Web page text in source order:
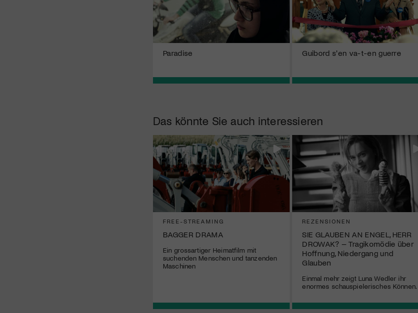
Paradise Guibord s'en va-t-en guerre
Das könnte Sie auch interessieren
FREE-STREAMING
BAGGER DRAMA
Ein grossartiger Heimatfilm mit
suchenden Menschen und tanzenden
Maschinen
REZENSIONEN
SIE GLAUBEN AN ENGEL, HERR
DROWAK? – Tragikomödie über
Hoffnung, Niedergang und
Glauben
Einmal mehr zeigt Luna Wedler ihr
enormes schauspielerisches Können.